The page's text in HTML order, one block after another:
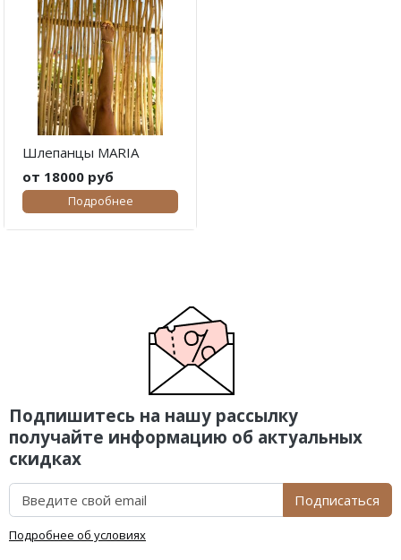
Шлепанцы MARIA
от 18000 руб
Подробнее
Подпишитесь на нашу рассылку
получайте информацию об актуальных
скидках
Подписаться
Подробнее об условиях